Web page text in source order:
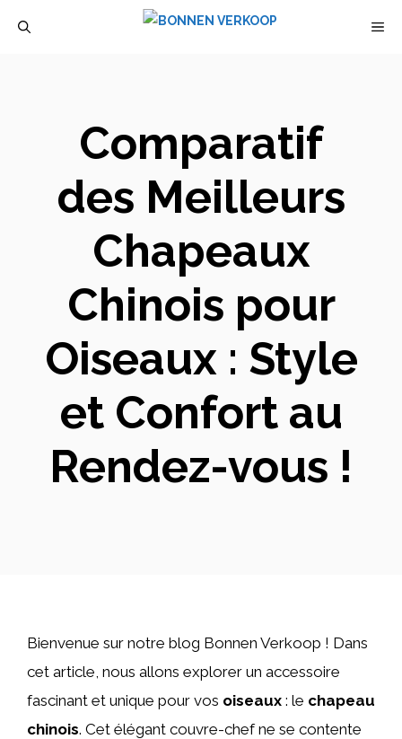
Comparatif
des Meilleurs
Chapeaux
Chinois pour
Oiseaux : Style
et Confort au
Rendez-vous !
Bienvenue sur notre blog Bonnen Verkoop ! Dans
cet article, nous allons explorer un accessoire
fascinant et unique pour vos oiseaux : le chapeau
chinois. Cet élégant couvre-chef ne se contente